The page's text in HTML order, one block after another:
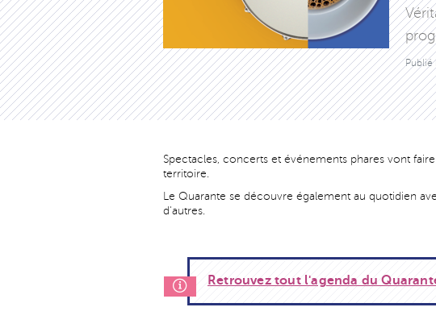
Publié
Spectacles, concerts et événements phares vont
territoire.
Le Quarante se découvre également au quotidien
d'autres.
Retrouvez tout l'agenda du